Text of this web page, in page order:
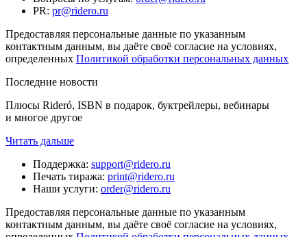
PR: pr@ridero.ru
Предоставляя персональные данные по указанным
контактным данным, вы даёте своё согласие на условиях,
определенных Политикой обработки персональных данных
Последние новости
Плюсы Rideró, ISBN в подарок, буктрейлеры, вебинары
и многое другое
Читать дальше
Поддержка: support@ridero.ru
Печать тиража: print@ridero.ru
Наши услуги: order@ridero.ru
Предоставляя персональные данные по указанным
контактным данным, вы даёте своё согласие на условиях,